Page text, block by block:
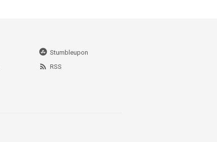
Stumbleupon
RSS